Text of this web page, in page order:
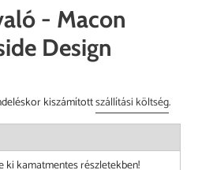
- Macon
Design
kiszámítottszállítási költség.
ki kamatmentes részletekben!